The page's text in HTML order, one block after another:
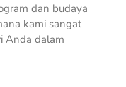
dan budaya
kami sangat
Anda dalam